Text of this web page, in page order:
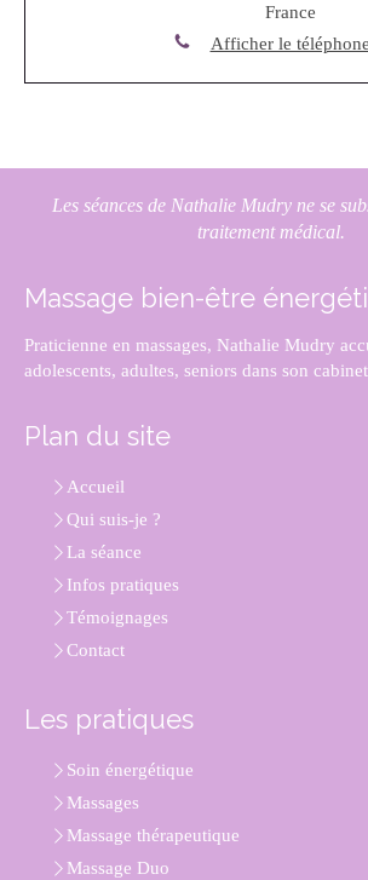
France
Afficher le téléphone
Les séances de Nathalie Mudry ne se
traitement médical.
Massage bien-être
Praticienne en massages, Nathalie Mudry
adolescents, adultes, seniors dans son
Plan du site
Accueil
Qui suis-je ?
La séance
Infos pratiques
Témoignages
Contact
Les pratiques
Soin énergétique
Massages
Massage thérapeutique
Massage Duo